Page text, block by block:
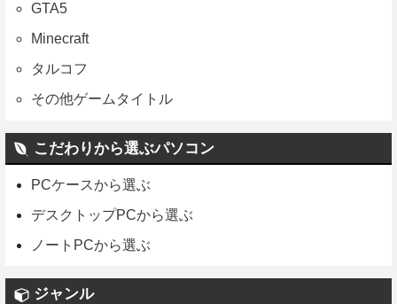
GTA5
Minecraft
タルコフ
その他ゲームタイトル
こだわりから選ぶパソコン
PCケースから選ぶ
デスクトップPCから選ぶ
ノートPCから選ぶ
ジャンル